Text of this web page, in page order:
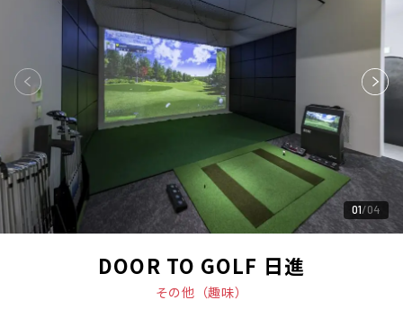
01 04
DOOR TO GOLF 日進
その他（趣味）